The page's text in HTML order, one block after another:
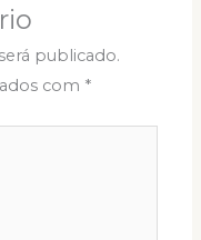
publicado.
com *